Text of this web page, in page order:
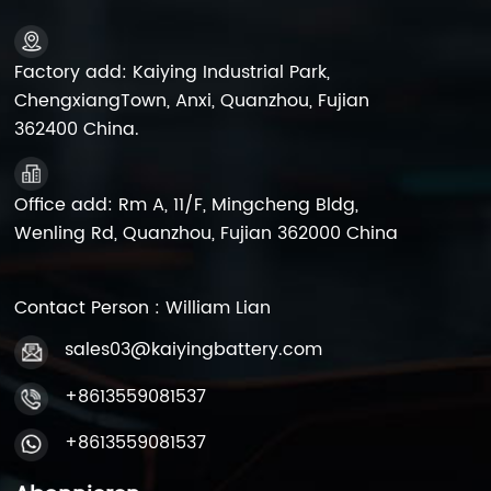
Factory add: Kaiying Industrial Park,
ChengxiangTown, Anxi, Quanzhou, Fujian
362400 China.
Office add: Rm A, 11/F, Mingcheng Bldg,
Wenling Rd, Quanzhou, Fujian 362000 China
Contact Person : William Lian
sales03@kaiyingbattery.com
+8613559081537
+8613559081537